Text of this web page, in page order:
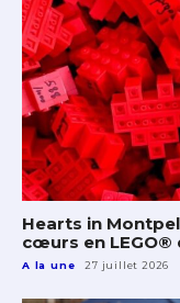
Hearts in
cœurs en LEGO®
A la une 27 juillet 2026